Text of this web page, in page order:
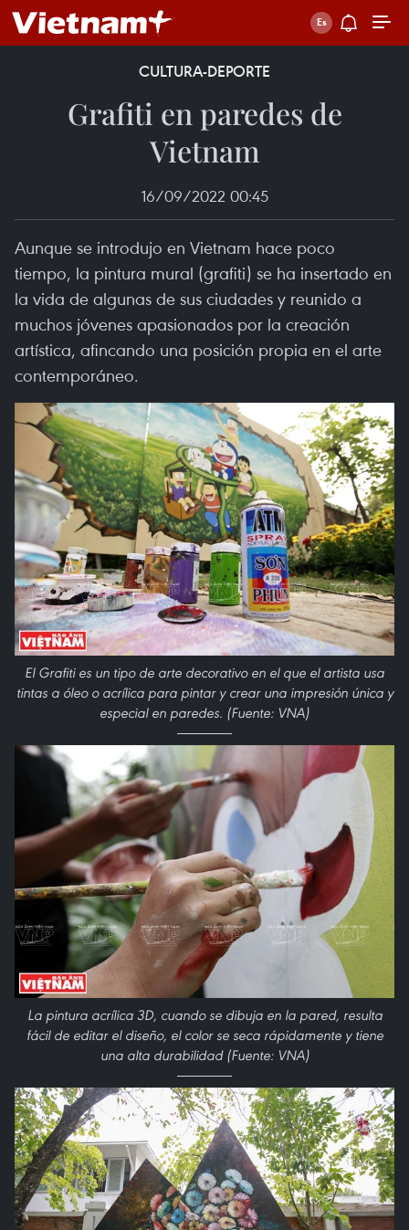
CULTURA-DEPORTE
Grafiti en paredes de
Vietnam
16/09/2022 00:45
Aunque se introdujo en Vietnam hace poco
tiempo, la pintura mural (grafiti) se ha insertado en
la vida de algunas de sus ciudades y reunido a
muchos jóvenes apasionados por la creación
artística, afincando una posición propia en el arte
contemporáneo.
El Grafiti es un tipo de arte decorativo en el que el artista usa
tintas a óleo o acrílica para pintar y crear una impresión única y
especial en paredes. (Fuente: VNA)
La pintura acrílica 3D, cuando se dibuja en la pared, resulta
fácil de editar el diseño, el color se seca rápidamente y tiene
una alta durabilidad (Fuente: VNA)